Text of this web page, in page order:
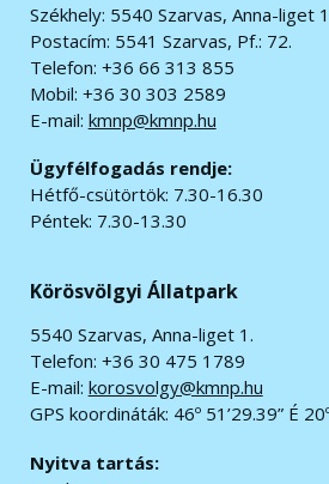
Székhely: 5540 Szarvas, Anna-liget
Postacím: 5541 Szarvas, Pf.: 72.
Telefon: +36 66 313 855
Mobil: +36 30 303 2589
E-mail: kmnp@kmnp.hu
Ügyfélfogadás rendje:
Hétfő-csütörtök: 7.30-16.30
Péntek: 7.30-13.30
Körösvölgyi Állatpark
5540 Szarvas, Anna-liget 1.
Telefon: +36 30 475 1789
E-mail: korosvolgy@kmnp.hu
GPS koordináták: 46º 51’29.39” É
Nyitva tartás: